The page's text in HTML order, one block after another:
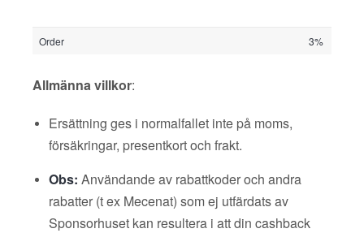
Order 3%
Allmänna villkor:
Ersättning ges i normalfallet inte på moms,
försäkringar, presentkort och frakt.
Obs: Användande av rabattkoder och andra
rabatter (t ex Mecenat) som ej utfärdats av
Sponsorhuset kan resultera i att din cashback